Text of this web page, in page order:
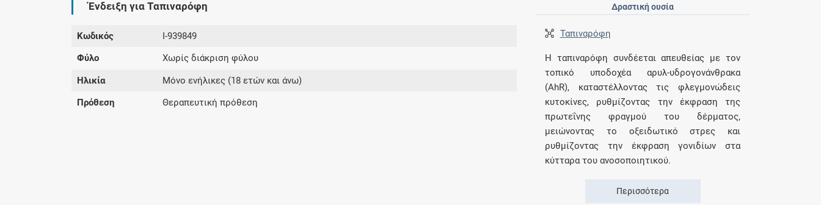
Ένδειξη για Ταπιναρόφη
Κωδικός I-939849
Φύλο Χωρίς διάκριση φύλου
Ηλικία Μόνο ενήλικες (18 ετών και άνω)
Πρόθεση Θεραπευτική πρόθεση
Δραστική ουσία
Ταπιναρόφη
Η ταπιναρόφη συνδέεται απευθείας με τον
τοπικό υποδοχέα αρυλ-υδρογονάνθρακα
(AhR), καταστέλλοντας τις φλεγμονώδεις
κυτοκίνες, ρυθμίζοντας την έκφραση της
πρωτεΐνης φραγμού του δέρματος,
μειώνοντας το οξειδωτικό στρες και
ρυθμίζοντας την έκφραση γονιδίων στα
κύτταρα του ανοσοποιητικού.
Περισσότερα